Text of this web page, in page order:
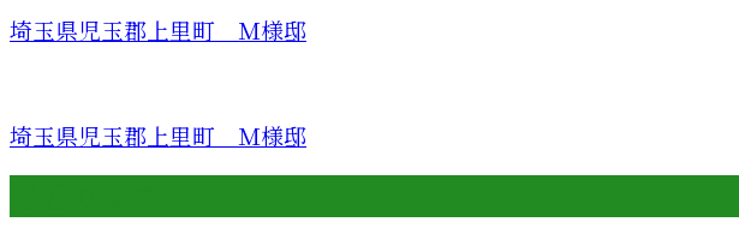
埼玉県児玉郡上里町 Ｍ様邸
埼玉県児玉郡上里町 Ｍ様邸